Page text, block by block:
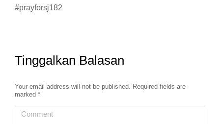
#prayforsj182
Tinggalkan Balasan
Your email address will not be published. Required fields are
marked *
Comment